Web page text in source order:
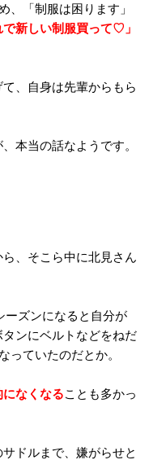
、「制服は困ります」
で新しい制服買って♡ 」
、自身は先輩からもら
本当の話なようです。
、そこら中に北見さん
ーズンになると自分が
ンにベルトなどをねだ
っていたのだとか。
なくなることも多かっ
ドルまで、嫌がらせと